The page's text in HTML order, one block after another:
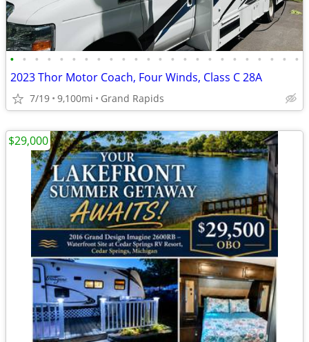
• • • • • • • • • • • • • • • • • • • • • • • •
2023 Thor Motor Coach, Four Winds, Class C 28A
7/19 9,100mi Grand Rapids
$29,000